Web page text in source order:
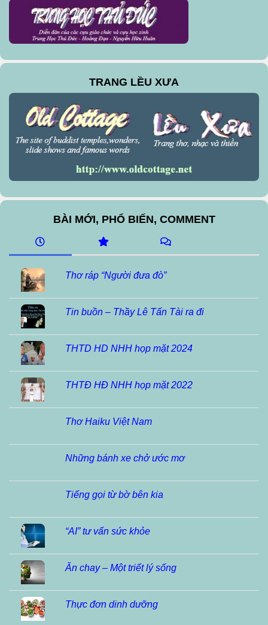
TRANG LỀU XƯA
BÀI MỚI, PHỔ BIẾN, COMMENT
Thơ ráp “Người đưa đò”
Tin buồn – Thầy Lê Tấn Tài ra đi
THTD HD NHH họp mặt 2024
THTĐ HĐ NHH họp mặt 2022
Thơ Haiku Việt Nam
Những bánh xe chở ước mơ
Tiếng gọi từ bờ bên kia
“AI” tư vấn sức khỏe
Ăn chay – Một triết lý sống
Thực đơn dinh dưỡng